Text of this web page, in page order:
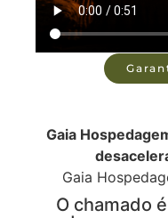
Gaia
Gaia
O chamado